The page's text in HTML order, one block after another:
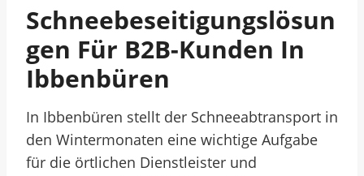
Schneebeseitigungslösun
Gen Für B2B-Kunden In
Ibbenbüren
In Ibbenbüren stellt der Schneeabtransport in
den Wintermonaten eine wichtige Aufgabe
für die örtlichen Dienstleister und